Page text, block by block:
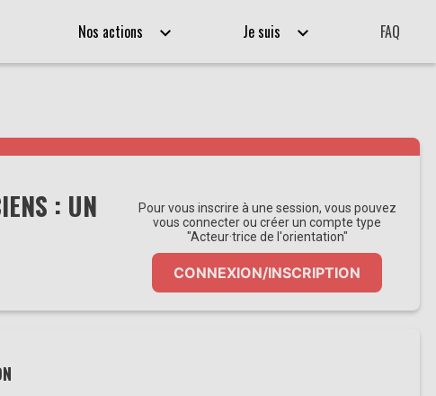
Nos actions Je suis FAQ
: UN
Pour vous inscrire à une session, vous pouvez
vous connecter ou créer un compte type
"Acteur·trice de l'orientation"
CONNEXION/INSCRIPTION